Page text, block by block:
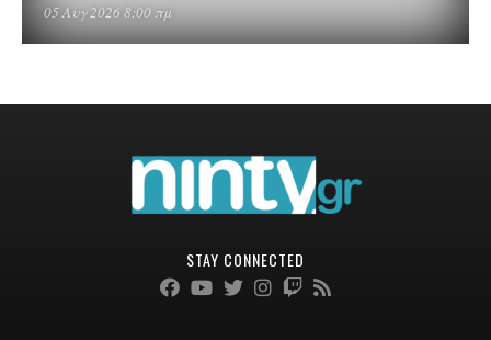
05 Αυγ 2026 8:00 πμ
STAY CONNECTED